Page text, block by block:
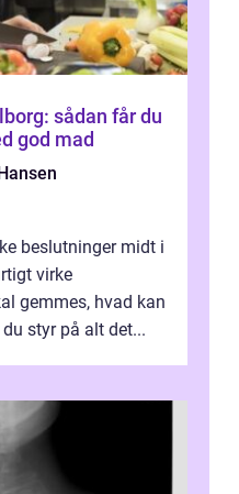
sådan får du
god mad
beslutninger midt i
virke
gemmes, hvad kan
styr på alt det...